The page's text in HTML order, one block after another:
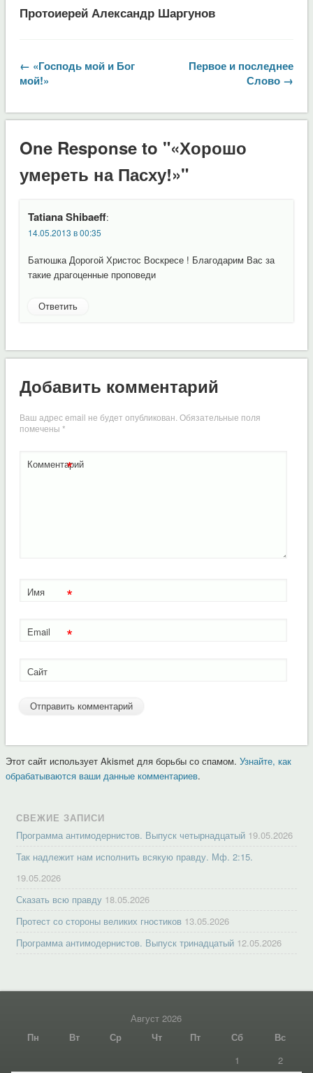
Протоиерей Александр Шаргунов
← «Господь мой и Бог
мой!»
Первое и последнее
Слово →
One Response to "«Хорошо
умереть на Пасху!»"
Tatiana Shibaeff:
14.05.2013 в 00:35
Батюшка Дорогой Христос Воскресе ! Благодарим Вас за
такие драгоценные проповеди
Ответить
Добавить комментарий
Ваш адрес email не будет опубликован. Обязательные поля
помечены *
Комментарий
*
Имя *
Email *
Сайт
Этот сайт использует Akismet для борьбы со спамом. Узнайте, как
обрабатываются ваши данные комментариев.
СВЕЖИЕ ЗАПИСИ
Программа антимодернистов. Выпуск четырнадцатый 19.05.2026
Так надлежит нам исполнить всякую правду. Мф. 2:15.
19.05.2026
Сказать всю правду 18.05.2026
Протест со стороны великих гностиков 13.05.2026
Программа антимодернистов. Выпуск тринадцатый 12.05.2026
Август 2026
Пн
Вт Ср Чт Пт Сб
Вс
1
2